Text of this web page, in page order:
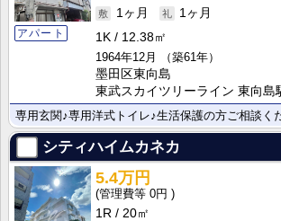
アパート
1ヶ月
1ヶ月
1K
12.38㎡
1964年12月
（築61年）
墨田区東向島
東武スカイツリーライン 東向島
専用玄関♪専用洋式トイレ♪生活保護の方ご相談く
シティハイムカネカ
5.4万円
0円
1R
20㎡